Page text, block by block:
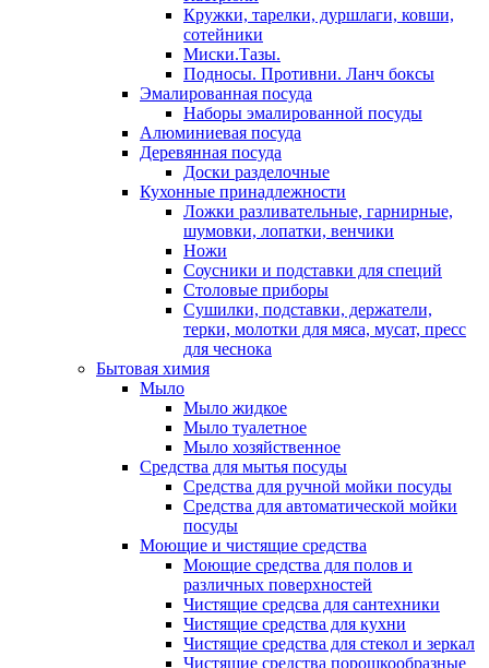
Кружки, тарелки, дуршлаги, ковши,
сотейники
Миски.Тазы.
Подносы. Противни. Ланч боксы
Эмалированная посуда
Наборы эмалированной посуды
Алюминиевая посуда
Деревянная посуда
Доски разделочные
Кухонные принадлежности
Ложки разливательные, гарнирные,
шумовки, лопатки, венчики
Ножи
Соусники и подставки для специй
Столовые приборы
Сушилки, подставки, держатели,
терки, молотки для мяса, мусат, пресс
для чеснока
Бытовая химия
Мыло
Мыло жидкое
Мыло туалетное
Мыло хозяйственное
Средства для мытья посуды
Средства для ручной мойки посуды
Средства для автоматической мойки
посуды
Моющие и чистящие средства
Моющие средства для полов и
различных поверхностей
Чистящие средсва для сантехники
Чистящие средства для кухни
Чистящие средства для стекол и зеркал
Чистящие средства порошкообразные